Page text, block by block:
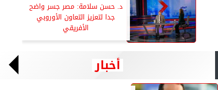
د. حسن سلامة: مصر جسر واضح
جدا لتعزيز التعاون الأوروبي
الأفريقي
أخبار